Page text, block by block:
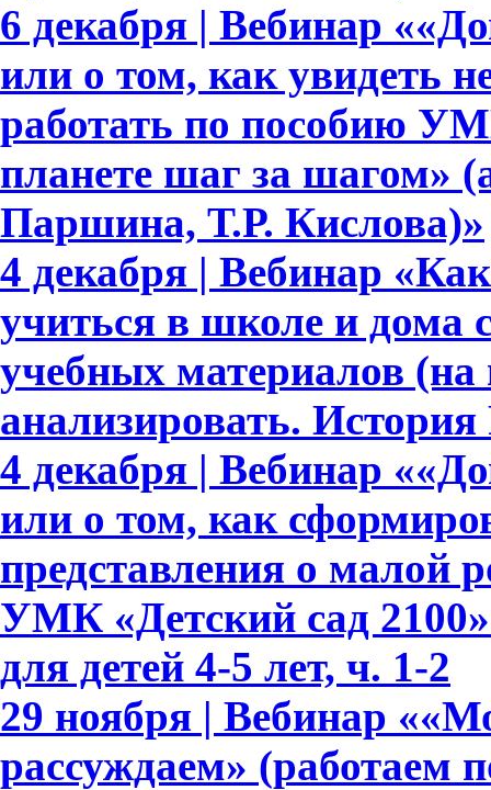
6 декабря | Вебинар
или о том, как увидеть
работать по пособию
планете шаг за шагом»
Паршина, Т.Р. Кислова)»
4 декабря | Вебинар
учиться в школе и
учебных материалов
анализировать. История
4 декабря | Вебинар
или о том, как
представления о малой
УМК «Детский сад
для детей 4-5 лет, ч. 1-2
29 ноября | Вебинар
рассуждаем» (работаем